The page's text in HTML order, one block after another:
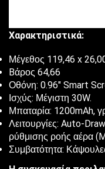
Χαρακτηριστικά:
Μέγεθος 119,46 x
Bάρος 64,66
Οθόνη: 0.96″ Smart
Ισχύς: Μέγιστη 30W.
Μπαταρία: 1200mAh,
Λειτουργίες: Auto-
ρύθμισης ροής αέρα
Συμβατότητα: